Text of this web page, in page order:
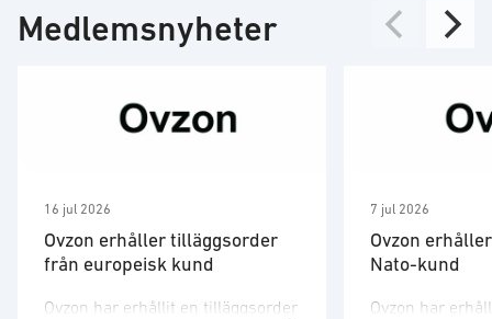
Personlig kommunikationsutrustning
Satellitkommunikation
Medlemsnyheter
16 jul 2026
Ovzon erhåller tilläggsorder
från europeisk kund
Ovzon har erhållit en tilläggsorder
7 jul 2026
Ovzon
Nato-kund
Ovzon har